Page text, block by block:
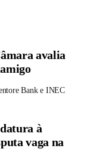
avalia
Bank e INEC
à
vaga na